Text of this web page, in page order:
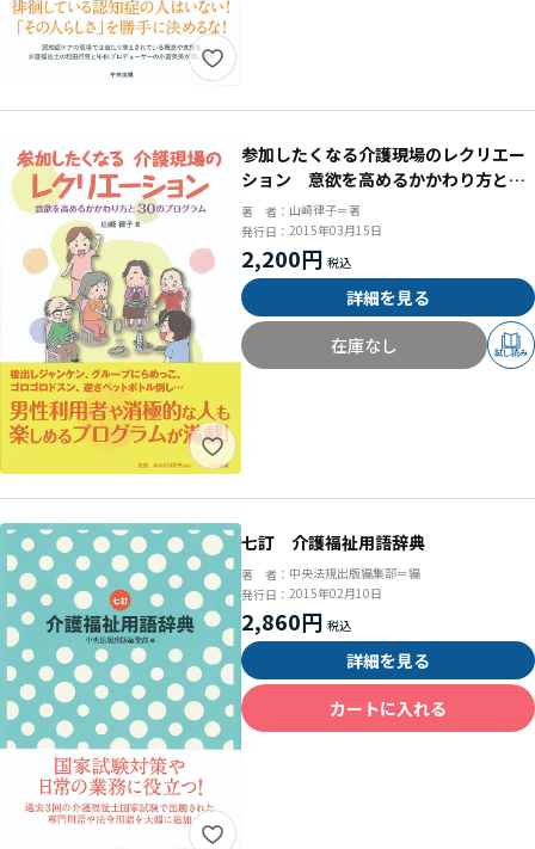
参加したくなる介護現場のレクリエー
ション 意欲を高めるかかわり方と３
０のプログラム
著 者： 山崎律子＝著
発行日： 2015年03月15日
2,200円
詳細を見る
在庫なし
試し読み
七訂 介護福祉用語辞典
著 者： 中央法規出版編集部＝編
発行日： 2015年02月10日
2,860円
詳細を見る
カートに入れる